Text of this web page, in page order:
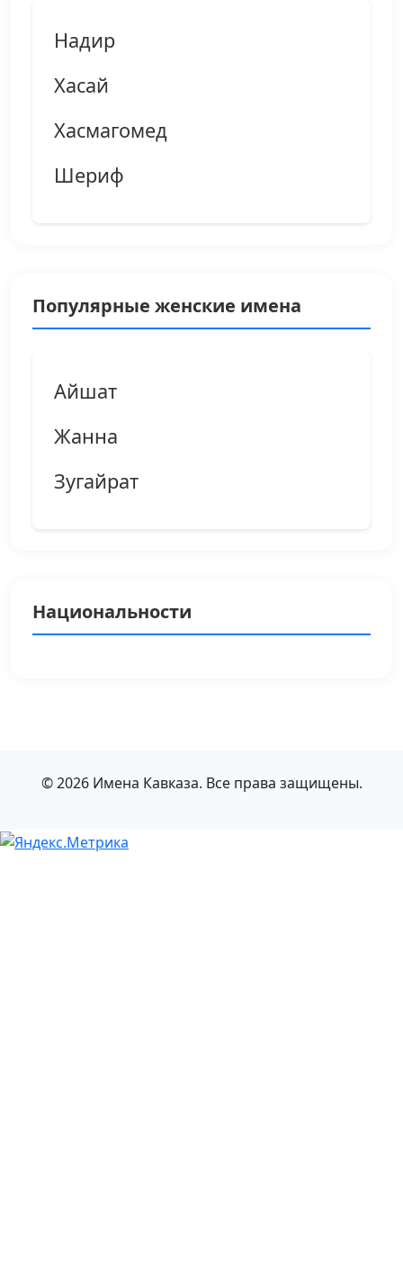
Надир
Хасай
Хасмагомед
Шериф
Популярные женские имена
Айшат
Жанна
Зугайрат
Национальности
© 2026 Имена Кавказа. Все права защищены.